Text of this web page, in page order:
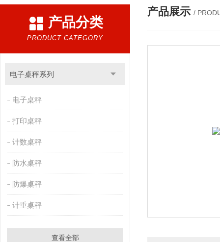
产品分类
PRODUCT CATEGORY
电子桌秤系列
电子桌秤
打印桌秤
计数桌秤
防水桌秤
防爆桌秤
计重桌秤
查看全部
产品展示 /